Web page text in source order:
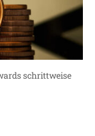
schrittweise